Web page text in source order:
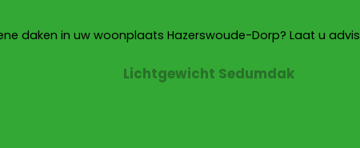
Lichtgewicht Sedumdak
daken in uw woonplaats Hazerswoude-Dorp? Laat u